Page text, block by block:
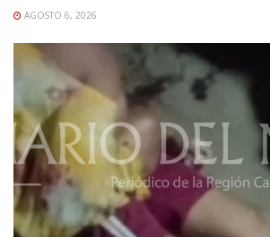
AGOSTO 6, 2026